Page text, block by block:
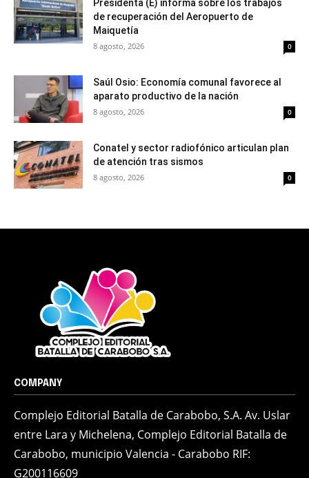
Presidenta (E) informa sobre los trabajos
de recuperación del Aeropuerto de
Maiquetía
8 agosto, 2026 0
Saúl Osio: Economía comunal favorece al
aparato productivo de la nación
8 agosto, 2026 0
Conatel y sector radiofónico articulan plan
de atención tras sismos
8 agosto, 2026 0
COMPANY
Complejo Editorial Batalla de Carabobo, S.A. Av. Uslar
entre Lara y Michelena, Complejo Editorial Batalla de
Carabobo, municipio Valencia - Carabobo RIF:
G200116609